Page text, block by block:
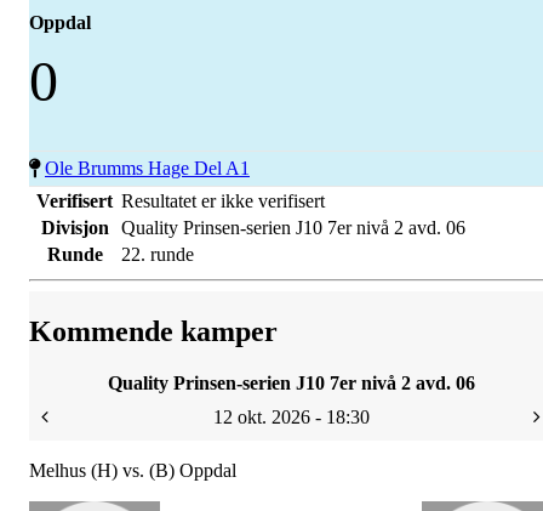
Oppdal
0
Ole Brumms Hage Del A1
Verifisert Resultatet er ikke verifisert
Divisjon
Quality Prinsen-serien J10 7er nivå 2 avd. 06
Runde
22. runde
Kommende kamper
Quality Prinsen-serien J10 7er nivå 2 avd. 06
12 okt. 2026 - 18:30
Melhus (H) vs. (B) Oppdal